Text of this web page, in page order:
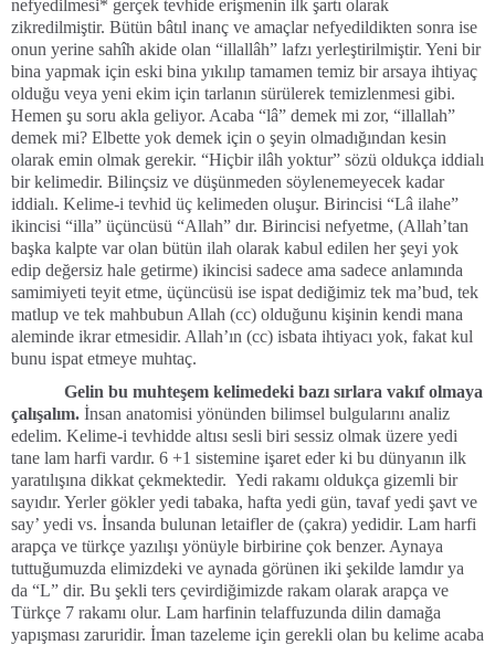
nefyedilmesi* gerçek tevhide erişmenin ilk şartı olarak
zikredilmiştir. Bütün bâtıl inanç ve amaçlar nefyedildikten sonra ise
onun yerine sahîh akide olan “illallâh” lafzı yerleştirilmiştir. Yeni bir
bina yapmak için eski bina yıkılıp tamamen temiz bir arsaya ihtiyaç
olduğu veya yeni ekim için tarlanın sürülerek temizlenmesi gibi.
Hemen şu soru akla geliyor. Acaba “lâ” demek mi zor, “illallah”
demek mi? Elbette yok demek için o şeyin olmadığından kesin
olarak emin olmak gerekir. “Hiçbir ilâh yoktur” sözü oldukça iddialı
bir kelimedir. Bilinçsiz ve düşünmeden söylenemeyecek kadar
iddialı. Kelime-i tevhid üç kelimeden oluşur. Birincisi “Lâ ilahe”
ikincisi “illa” üçüncüsü “Allah” dır. Birincisi nefyetme, (Allah’tan
başka kalpte var olan bütün ilah olarak kabul edilen her şeyi yok
edip değersiz hale getirme) ikincisi sadece ama sadece anlamında
samimiyeti teyit etme, üçüncüsü ise ispat dediğimiz tek ma’bud, tek
matlup ve tek mahbubun Allah (cc) olduğunu kişinin kendi mana
aleminde ikrar etmesidir. Allah’ın (cc) isbata ihtiyacı yok, fakat kul
bunu ispat etmeye muhtaç.
Gelin bu muhteşem kelimedeki bazı sırlara vakıf olmaya
çalışalım. İnsan anatomisi yönünden bilimsel bulgularını analiz
edelim. Kelime-i tevhidde altısı sesli biri sessiz olmak üzere yedi
tane lam harfi vardır. 6 +1 sistemine işaret eder ki bu dünyanın ilk
yaratılışına dikkat çekmektedir. Yedi rakamı oldukça gizemli bir
sayıdır. Yerler gökler yedi tabaka, hafta yedi gün, tavaf yedi şavt ve
say’ yedi vs. İnsanda bulunan letaifler de (çakra) yedidir. Lam harfi
arapça ve türkçe yazılışı yönüyle birbirine çok benzer. Aynaya
tuttuğumuzda elimizdeki ve aynada görünen iki şekilde lamdır ya
da “L” dir. Bu şekli ters çevirdiğimizde rakam olarak arapça ve
Türkçe 7 rakamı olur. Lam harfinin telaffuzunda dilin damağa
yapışması zaruridir. İman tazeleme için gerekli olan bu kelime acaba